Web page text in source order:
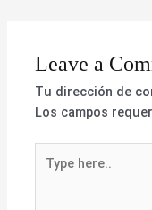
Leave a
Tu dirección de
Los campos
here..